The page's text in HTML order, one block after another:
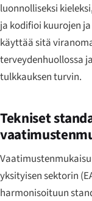
luonnolliseksi
ja kodifioi kuurojen
käyttää sitä
terveydenhuollossa
tulkkauksen turvin.
Tekniset
yksityisen sektorin
harmonisoituun